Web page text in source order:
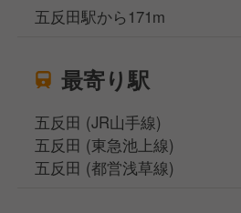
五反田駅から171m
最寄り駅
五反田 (JR山手線)
五反田 (東急池上線)
五反田 (都営浅草線)